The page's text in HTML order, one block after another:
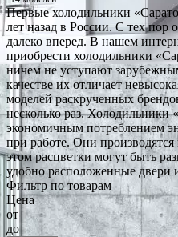
Первые холодильники
лет назад в России. С тех
далеко вперед. В нашем
приобрести холодильники
ничем не уступают
качестве их отличает
моделей раскрученных
несколько раз. Холодильники
экономичным потреблением
при работе. Они
этом расцветки могут быть
удобно расположенные двери
Фильтр по товарам
Цена
от
до